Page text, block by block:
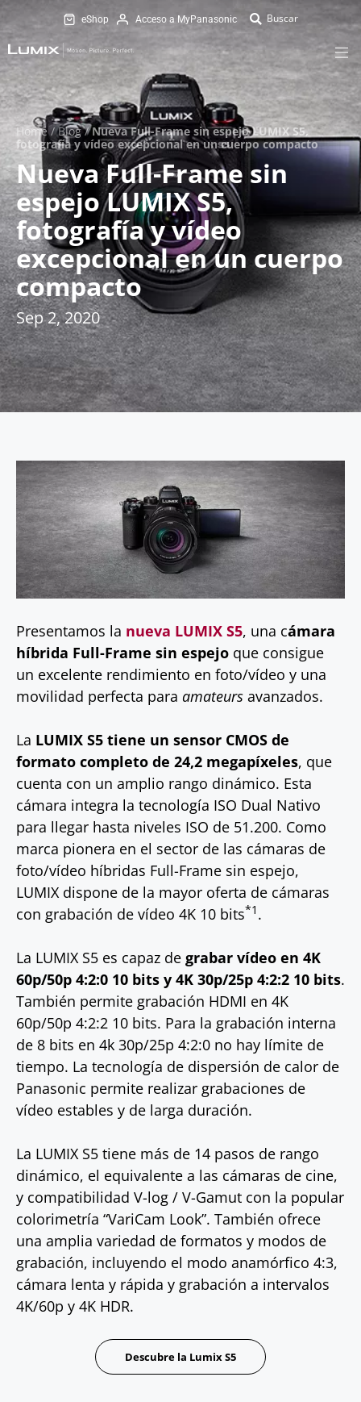
eShop Acceso a MyPanasonic
Home/Blog/Nueva Full-Frame sin espejo LUMIX S5,
fotografía y vídeo excepcional en un cuerpo compacto
Nueva Full-Frame sin
espejo LUMIX S5,
fotografía y vídeo
excepcional en un cuerpo
compacto
Sep 2, 2020
Presentamos la nueva LUMIX S5, una cámara
híbrida Full-Frame sin espejo que consigue
un excelente rendimiento en foto/vídeo y una
movilidad perfecta para amateurs avanzados.
La LUMIX S5 tiene un sensor CMOS de
formato completo de 24,2 megapíxeles, que
cuenta con un amplio rango dinámico. Esta
cámara integra la tecnología ISO Dual Nativo
para llegar hasta niveles ISO de 51.200. Como
marca pionera en el sector de las cámaras de
foto/vídeo híbridas Full-Frame sin espejo,
LUMIX dispone de la mayor oferta de cámaras
con grabación de vídeo 4K 10 bits*1 .
La LUMIX S5 es capaz de grabar vídeo en 4K
60p/50p 4:2:0 10 bits y 4K 30p/25p 4:2:2 10 bits.
También permite grabación HDMI en 4K
60p/50p 4:2:2 10 bits. Para la grabación interna
de 8 bits en 4k 30p/25p 4:2:0 no hay límite de
tiempo. La tecnología de dispersión de calor de
Panasonic permite realizar grabaciones de
vídeo estables y de larga duración.
La LUMIX S5 tiene más de 14 pasos de rango
dinámico, el equivalente a las cámaras de cine,
y compatibilidad V-log / V-Gamut con la popular
colorimetría “VariCam Look”. También ofrece
una amplia variedad de formatos y modos de
grabación, incluyendo el modo anamórfico 4:3,
cámara lenta y rápida y grabación a intervalos
4K/60p y 4K HDR.
Descubre la Lumix S5